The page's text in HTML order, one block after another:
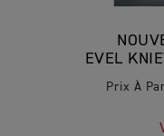
EVEL
Prix À